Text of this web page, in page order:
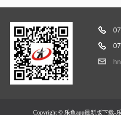
Copyright © 乐鱼app最新版下载-